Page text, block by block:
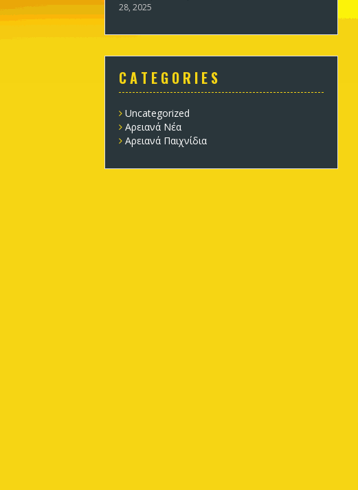
28, 2025
C A T E G O R I E S
Uncategorized
Αρειανά Νέα
Αρειανά Παιχνίδια